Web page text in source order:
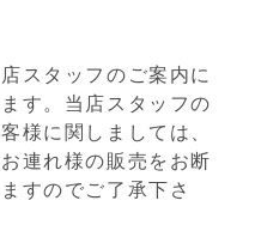
スタッフのご案内に
す。当店スタッフの
様に関しましては、
連れ様の販売をお断
すのでご了承下さ